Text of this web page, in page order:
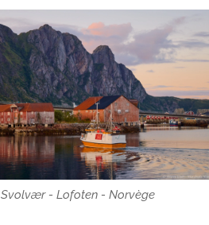
Svolvær - Lofoten - Norvège